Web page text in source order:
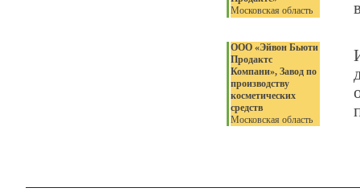
Московская область
ООО «Эйвон Бьюти
Продактс
Компани», Завод по
производству
косметических
средств
Московская область